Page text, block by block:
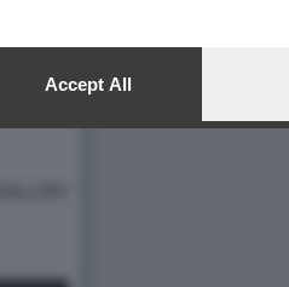
Accept All